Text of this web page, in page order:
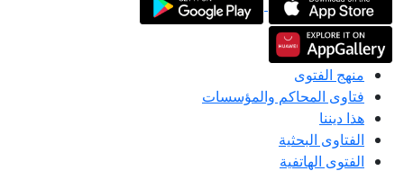
منهج الفتوى
فتاوى المحاكم والمؤسسات
هذا ديننا
الفتاوى البحثية
الفتوى الهاتفية